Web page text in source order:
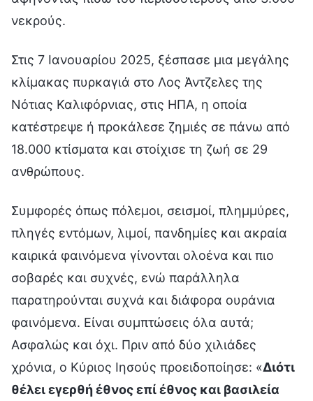
νεκρούς.
Στις 7 Ιανουαρίου 2025, ξέσπασε μια μεγάλης
κλίμακας πυρκαγιά στο Λος Άντζελες της
Νότιας Καλιφόρνιας, στις ΗΠΑ, η οποία
κατέστρεψε ή προκάλεσε ζημιές σε πάνω από
18.000 κτίσματα και στοίχισε τη ζωή σε 29
ανθρώπους.
Συμφορές όπως πόλεμοι, σεισμοί, πλημμύρες,
πληγές εντόμων, λιμοί, πανδημίες και ακραία
καιρικά φαινόμενα γίνονται ολοένα και πιο
σοβαρές και συχνές, ενώ παράλληλα
παρατηρούνται συχνά και διάφορα ουράνια
φαινόμενα. Είναι συμπτώσεις όλα αυτά;
Ασφαλώς και όχι. Πριν από δύο χιλιάδες
χρόνια, ο Κύριος Ιησούς προειδοποίησε: «Διότι
θέλει εγερθή έθνος επί έθνος και βασιλεία